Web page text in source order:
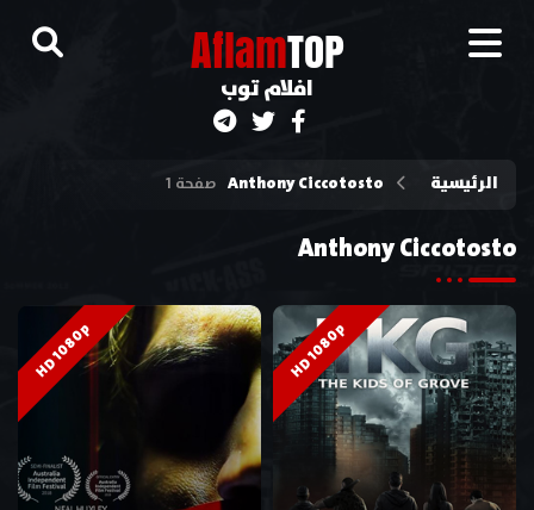
AflamTOP
افلام توب
الرئيسية Anthony Ciccotosto صفحة 1
Anthony Ciccotosto
HD 1080p
HD 1080p